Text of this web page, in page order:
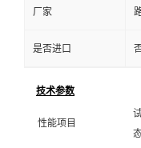
厂家
是否进口
技术参数
性能项目